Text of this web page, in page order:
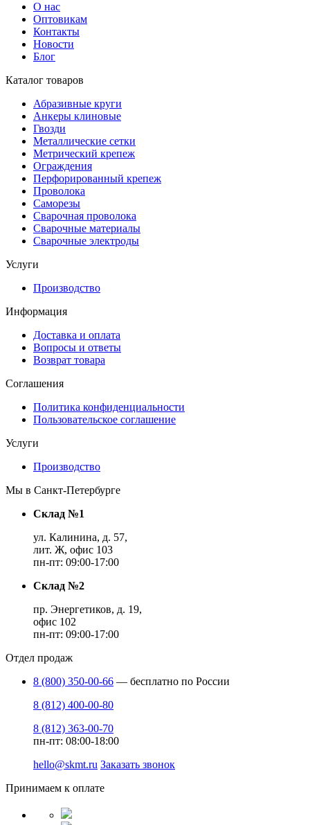
О нас
Оптовикам
Контакты
Новости
Блог
Каталог товаров
Абразивные круги
Анкеры клиновые
Гвозди
Металлические сетки
Метрический крепеж
Ограждения
Перфорированный крепеж
Проволока
Саморезы
Сварочная проволока
Сварочные материалы
Сварочные электроды
Услуги
Производство
Информация
Доставка и оплата
Вопросы и ответы
Возврат товара
Соглашения
Политика конфиденциальности
Пользовательское соглашение
Услуги
Производство
Мы в Санкт-Петербурге
Склад №1
ул. Калинина, д. 57,
лит. Ж, офис 103
пн-пт: 09:00-17:00
Склад №2
пр. Энергетиков, д. 19,
офис 102
пн-пт: 09:00-17:00
Отдел продаж
8 (800) 350-00-66 — бесплатно по России
8 (812) 400-00-80
8 (812) 363-00-70
пн-пт: 08:00-18:00
hello@skmt.ru Заказать звонок
Принимаем к оплате